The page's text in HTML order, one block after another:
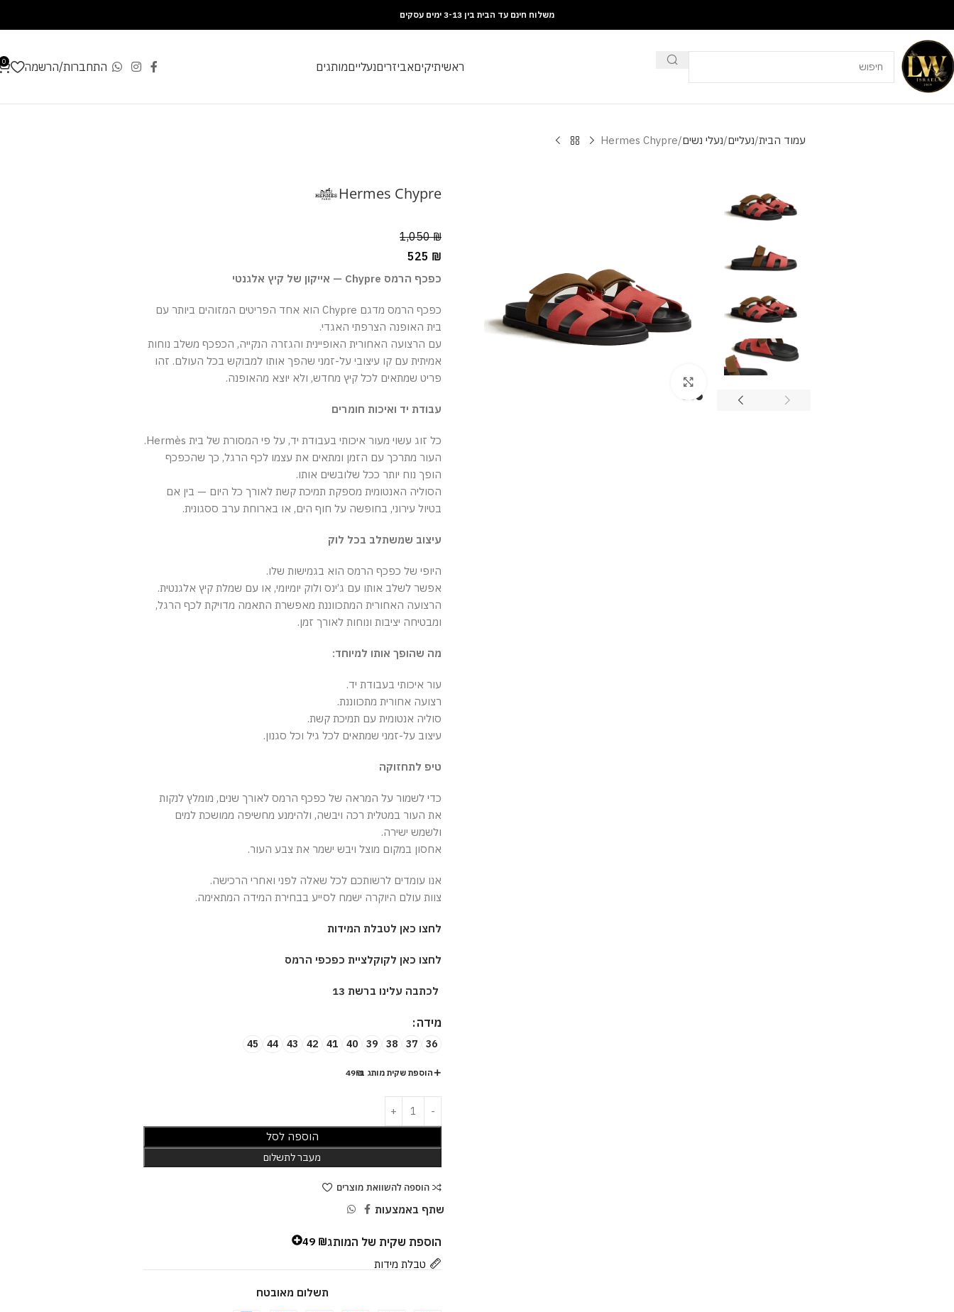
משלוח חינם עד הבית בין 3-13 ימים עסקים
ראשיתיקיםאביזריםנעלייםמותגים התחברות/הרשמה 0
עמוד הבית נעליים נעלי נשים Hermes Chypre
Hermes Chypre
1,050₪
525 ₪
כפכף הרמס Chypre — אייקון של קיץ אלגנטי
כפכף הרמס מדגם Chypre הוא אחד הפריטים המזוהים ביותר עם
בית האופנה הצרפתי האגדי.
עם הרצועה האחורית האופיינית והגזרה הנקייה, הכפכף משלב נוחות
אמיתית עם קו עיצובי על-זמני שהפך אותו למבוקש בכל העולם. זהו
פריט שמתאים לכל קיץ מחדש, ולא יוצא מהאופנה.
עבודת יד ואיכות חומרים
כל זוג עשוי מעור איכותי בעבודת יד, על פי המסורת של בית Hermès.
העור מתרכך עם הזמן ומתאים את עצמו לכף הרגל, כך שהכפכף
הופך נוח יותר ככל שלובשים אותו.
הסוליה האנטומית מספקת תמיכת קשת לאורך כל היום — בין אם
בטיול עירוני, בחופשה על חוף הים, או בארוחת ערב ססגונית.
עיצוב שמשתלב בכל לוק
היופי של כפכף הרמס הוא בגמישות שלו.
אפשר לשלב אותו עם ג’ינס ולוק יומיומי, או עם שמלת קיץ אלגנטית.
הרצועה האחורית המתכווננת מאפשרת התאמה מדויקת לכף הרגל,
ומבטיחה יציבות ונוחות לאורך זמן.
מה שהופך אותו למיוחד:
עור איכותי בעבודת יד.
רצועה אחורית מתכווננת.
סוליה אנטומית עם תמיכת קשת.
עיצוב על-זמני שמתאים לכל גיל וכל סגנון.
טיפ לתחזוקה
כדי לשמור על המראה של כפכף הרמס לאורך שנים, מומלץ לנקות
את העור במטלית רכה ויבשה, ולהימנע מחשיפה ממושכת למים
ולשמש ישירה.
אחסון במקום מוצל ויבש ישמר את צבע העור.
אנו עומדים לרשותכם לכל שאלה לפני ואחרי הרכישה.
צוות עולם היוקרה ישמח לסייע בבחירת המידה המתאימה.
לחצו כאן לטבלת המידות
לחצו כאן לקוקלציית כפכפי הרמס
לכתבה עלינו ברשת 13
מידה
36
37
38
39
40
41
42
43
44
45
הוספת שקית מותג ב-49₪
הוספה לסל
מעבר לתשלום
הוספה להשוואת מוצרים
שתף באמצעות
הוספת שקית של המותג 49 ₪
טבלת מידות
תשלום מאובטח